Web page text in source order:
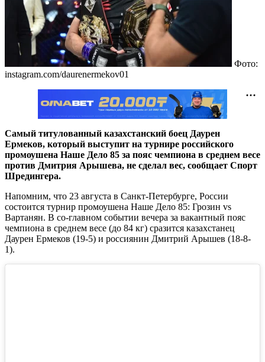
Фото:
instagram.com/daurenermekov01
Самый титулованный казахстанский боец Даурен
Ермеков, который выступит на турнире российского
промоушена Наше Дело 85 за пояс чемпиона в среднем весе
против Дмитрия Арышева, не сделал вес, сообщает Спорт
Шредингера.
Напомним, что 23 августа в Санкт-Петербурге, России
состоится турнир промоушена Наше Дело 85: Грозин vs
Вартанян. В со-главном событии вечера за вакантный пояс
чемпиона в среднем весе (до 84 кг) сразится казахстанец
Даурен Ермеков (19-5) и россиянин Дмитрий Арышев (18-8-
1).